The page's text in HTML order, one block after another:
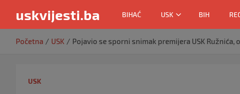
uskvijesti.ba BIHAĆ USK BIH
Početna USK Pojavio se sporni snimak premijera USK Ružnića,
USK